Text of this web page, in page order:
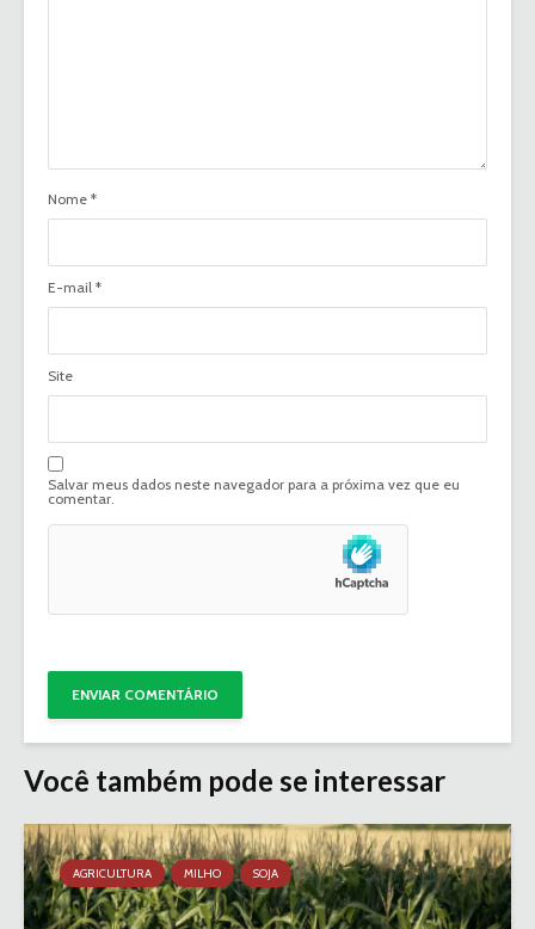
Nome *
E-mail *
Site
Salvar meus dados neste navegador para a próxima vez que eu
comentar.
Você também pode se interessar
AGRICULTURA MILHO SOJA